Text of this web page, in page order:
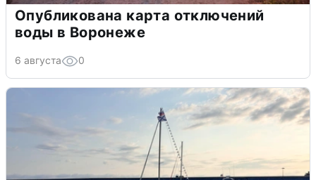
Опубликована карта отключений
воды в Воронеже
6 августа 0